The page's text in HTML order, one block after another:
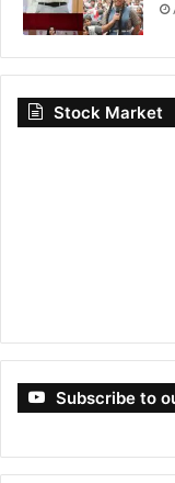
Stock Market
Subscribe to